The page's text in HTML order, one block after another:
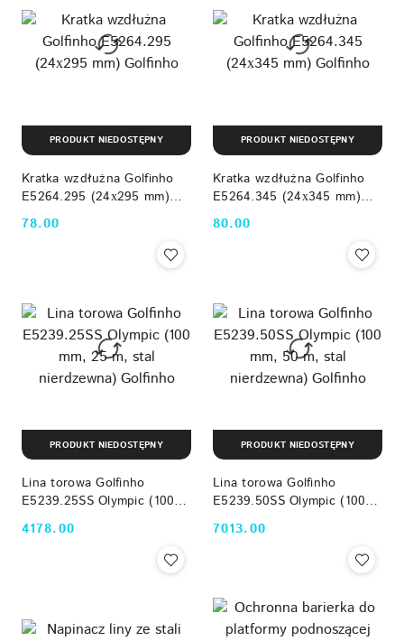
Kratka wzdłużna Golfinho
E5264.295 (24х295 mm)
Golfinho
Cena:
78.00
PRODUKT NIEDOSTĘPNY
Kratka wzdłużna Golfinho
E5264.345 (24х345 mm)
Golfinho
Cena:
80.00
PRODUKT NIEDOSTĘPNY
Lina torowa Golfinho
E5239.25SS Olympic (100
mm, 25 m, stal nierdzewna)
Golfinho
Cena:
4178.00
PRODUKT NIEDOSTĘPNY
Lina torowa Golfinho
E5239.50SS Olympic (100
mm, 50 m, stal nierdzewna)
Golfinho
Cena:
7013.00
PRODUKT NIEDOSTĘPNY